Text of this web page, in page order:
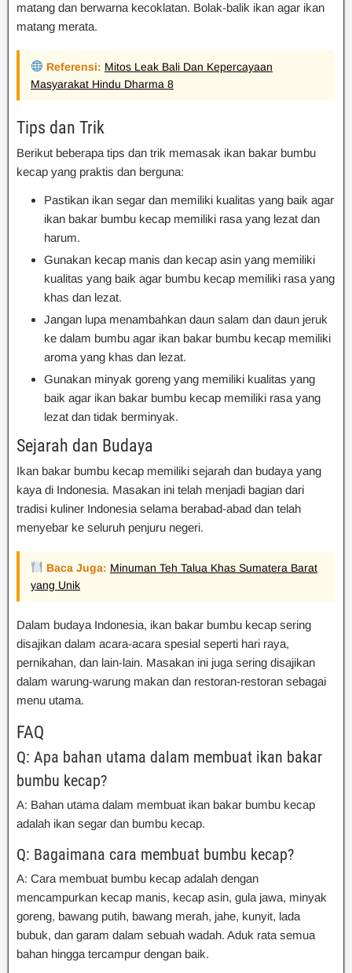
matang dan berwarna kecoklatan. Bolak-balik ikan agar ikan
matang merata.
Referensi: Mitos Leak Bali Dan Kepercayaan
Masyarakat Hindu Dharma 8
Tips dan Trik
Berikut beberapa tips dan trik memasak ikan bakar bumbu
kecap yang praktis dan berguna:
Pastikan ikan segar dan memiliki kualitas yang baik agar
ikan bakar bumbu kecap memiliki rasa yang lezat dan
harum.
Gunakan kecap manis dan kecap asin yang memiliki
kualitas yang baik agar bumbu kecap memiliki rasa yang
khas dan lezat.
Jangan lupa menambahkan daun salam dan daun jeruk
ke dalam bumbu agar ikan bakar bumbu kecap memiliki
aroma yang khas dan lezat.
Gunakan minyak goreng yang memiliki kualitas yang
baik agar ikan bakar bumbu kecap memiliki rasa yang
lezat dan tidak berminyak.
Sejarah dan Budaya
Ikan bakar bumbu kecap memiliki sejarah dan budaya yang
kaya di Indonesia. Masakan ini telah menjadi bagian dari
tradisi kuliner Indonesia selama berabad-abad dan telah
menyebar ke seluruh penjuru negeri.
Baca Juga: Minuman Teh Talua Khas Sumatera Barat
yang Unik
Dalam budaya Indonesia, ikan bakar bumbu kecap sering
disajikan dalam acara-acara spesial seperti hari raya,
pernikahan, dan lain-lain. Masakan ini juga sering disajikan
dalam warung-warung makan dan restoran-restoran sebagai
menu utama.
FAQ
Q: Apa bahan utama dalam membuat ikan bakar
bumbu kecap?
A: Bahan utama dalam membuat ikan bakar bumbu kecap
adalah ikan segar dan bumbu kecap.
Q: Bagaimana cara membuat bumbu kecap?
A: Cara membuat bumbu kecap adalah dengan
mencampurkan kecap manis, kecap asin, gula jawa, minyak
goreng, bawang putih, bawang merah, jahe, kunyit, lada
bubuk, dan garam dalam sebuah wadah. Aduk rata semua
bahan hingga tercampur dengan baik.